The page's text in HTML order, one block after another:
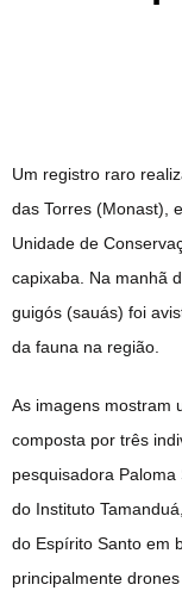
Um registro raro
das Torres (Monast),
Unidade de
capixaba. Na manhã
guigós (sauás) foi
da fauna na região.
As imagens mostram
composta por três
pesquisadora Paloma
do Instituto
do Espírito Santo em
principalmente